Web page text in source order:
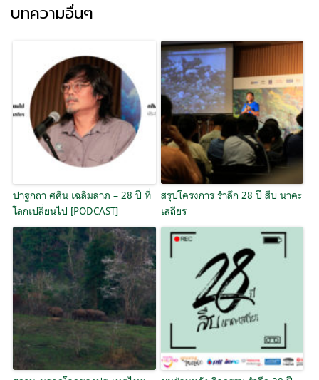
บทความอื่นๆ
ปาฐกถา ศศิน เฉลิมลาภ – 28 ปี ที่
โลกเปลี่ยนไป [PODCAST]
สรุปโครงการ รำลึก 28 ปี สืบ นาคะ
เสถียร